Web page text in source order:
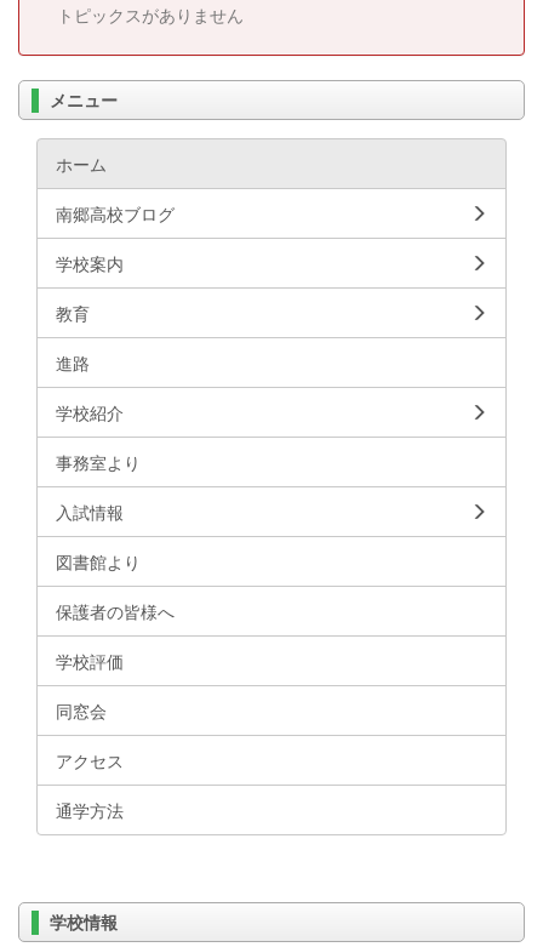
トピックスがありません
メニュー
ホーム
南郷高校ブログ
学校案内
教育
進路
学校紹介
事務室より
入試情報
図書館より
保護者の皆様へ
学校評価
同窓会
アクセス
通学方法
学校情報